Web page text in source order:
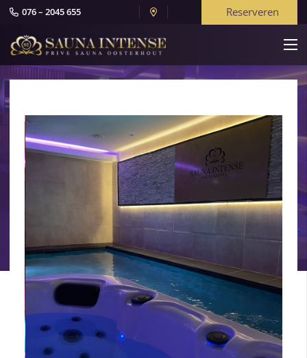
076 – 2045 655 Reserveren